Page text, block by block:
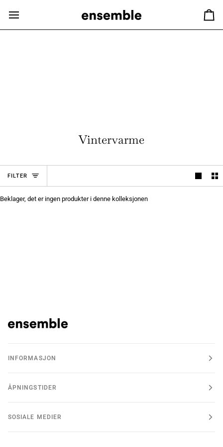
Vintervarme
FILTER
Beklager, det er ingen produkter i denne kolleksjonen
INFORMASJON
ÅPNINGSTIDER
SOSIALE MEDIER